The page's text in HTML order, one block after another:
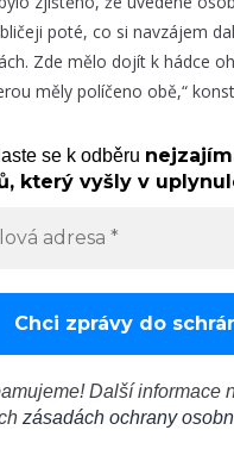
poté, co si navzájem
Zde mělo dojít k hádce
měly políčeno obě,“
se k odběru
který vyšly v
Další informace
zásadách ochrany